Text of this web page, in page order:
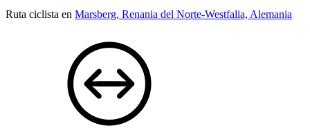
Ruta ciclista en Marsberg, Renania del Norte-Westfalia, Alemania